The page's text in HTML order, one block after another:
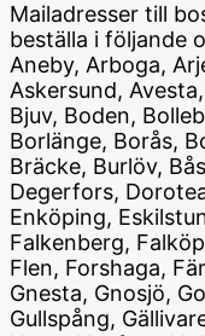
Mailadresser till
beställa i följande
Aneby, Arboga,
Askersund,
Bjuv, Boden,
Borlänge, Borås,
Bräcke, Burlöv,
Degerfors,
Enköping,
Falkenberg,
Flen, Forshaga,
Gnesta, Gnosjö,
Gullspång,